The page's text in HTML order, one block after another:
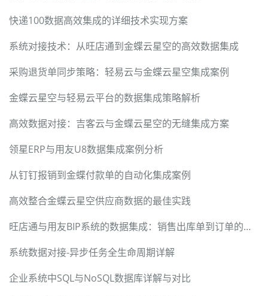
快递100数据高效集成的详细技术实现方案
系统对接技术：从旺店通到金蝶云星空的高效数据集成
采购退货单同步策略：轻易云与金蝶云星空集成案例
金蝶云星空与轻易云平台的数据集成策略解析
高效数据对接：吉客云与金蝶云星空的无缝集成方案
领星ERP与用友U8数据集成案例分析
从钉钉报销到金蝶付款单的自动化集成案例
高效整合金蝶云星空供应商数据的最佳实践
旺店通与用友BIP系统的数据集成：销售出库单到订单的对接技术案例
系统数据对接-异步任务全生命周期详解
企业系统中SQL与NoSQL数据库详解与对比